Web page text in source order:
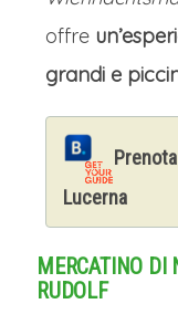
questa
ogni
L'aria
bredele, i
Tra le
e
offre
grandi e
Lucerna
MERCATINO DI
RUDOLF